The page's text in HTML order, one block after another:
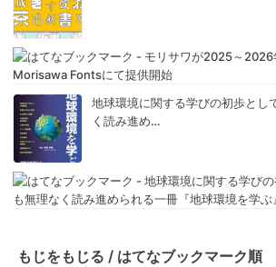
地球環境に関する学びの初歩とし
く読み進め…
もじをもじる / はてなブックマーク順